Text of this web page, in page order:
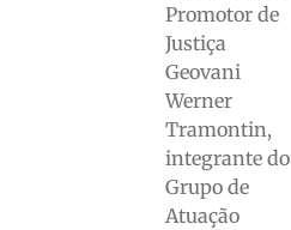
Promotor de
Justiça
Geovani
Werner
Tramontin,
integrante do
Grupo de
Atuação